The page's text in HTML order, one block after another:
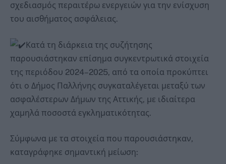
σχεδιασμός περαιτέρω ενεργειών για την ενίσχυση
του αισθήματος ασφάλειας.
Κατά τη διάρκεια της συζήτησης
παρουσιάστηκαν επίσημα συγκεντρωτικά στοιχεία
της περιόδου 2024–2025, από τα οποία προκύπτει
ότι ο Δήμος Παλλήνης συγκαταλέγεται μεταξύ των
ασφαλέστερων Δήμων της Αττικής, με ιδιαίτερα
χαμηλά ποσοστά εγκληματικότητας.
Σύμφωνα με τα στοιχεία που παρουσιάστηκαν,
καταγράφηκε σημαντική μείωση: